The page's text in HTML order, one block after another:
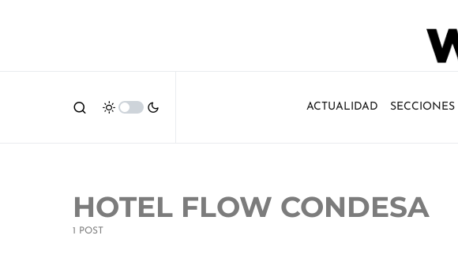
ACTUALIDAD SECCIONES
HOTEL FLOW CONDESA
1 POST